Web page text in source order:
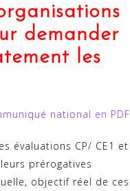
demander
les
national en PDF
évaluations CP/ CE1 et
prérogatives
objectif réel de ces